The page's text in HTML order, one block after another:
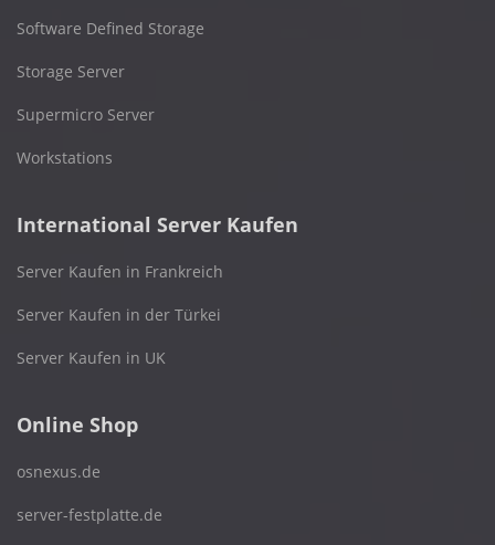
Software Defined Storage
Storage Server
Supermicro Server
Workstations
International Server Kaufen
Server Kaufen in Frankreich
Server Kaufen in der Türkei
Server Kaufen in UK
Online Shop
osnexus.de
server-festplatte.de